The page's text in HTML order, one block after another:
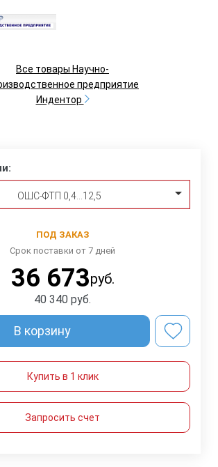
Все товары Научно-
предприятие
Индентор
ОШС-ФТП 0,4…12,5
ПОД ЗАКАЗ
Срок поставки от 7 дней
36 673руб.
40 340 руб.
В корзину
Купить в 1 клик
Запросить счет